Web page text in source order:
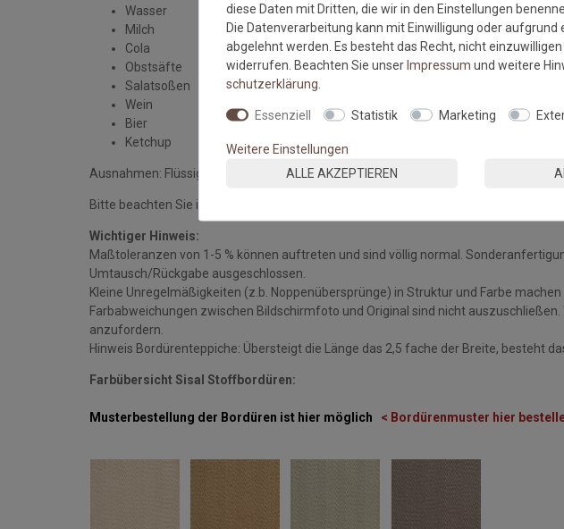
Wasser
Milch
Cola
Obstsäfte
Salatsoßen
Wein
Bier
Ketchup
Ausnahmen: Flüssigkeiten über 60 Grad z.b. Wasser, Kaffee, Bratfett
Bitte beachten Sie immer die
Wichtiger Hinweis:
Maßtoleranzen von 1-5 % können auftreten und sind völlig normal.
Umtausch/Rückgabe ausgeschlossen.
Kleine Unregelmäßigkeiten (z.b. Noppenübersprünge) in Struktur und Farbe
Farbabweichungen zwischen Bildschirmfoto und Original sind nicht
anzufordern.
Hinweis Bordürenteppiche: Übersteigt die Länge das 2,5 fache der Breite, besteht
Farbübersicht Sisal Stoffbordüren:
Musterbestellung der Bordüren ist hier möglich < Bordürenmuster hier
diese Daten mit Dritten, die wir in den Einstellungen
Die Datenverarbeitung kann mit Einwilligung oder
abgelehnt werden. Es besteht das Recht, nicht
widerrufen. Beachten Sie unserImpressum und weitere
schutz­erklärung
Essenziell Statistik Marketing
Weitere Einstellungen
ALLE AKZEPTIEREN